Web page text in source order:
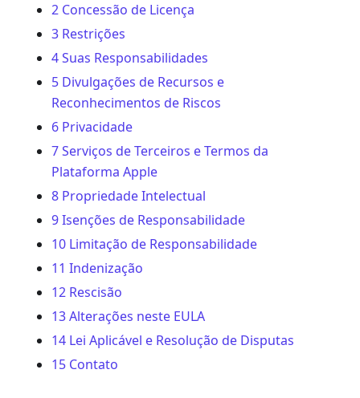
2 Concessão de Licença
3 Restrições
4 Suas Responsabilidades
5 Divulgações de Recursos e
Reconhecimentos de Riscos
6 Privacidade
7 Serviços de Terceiros e Termos da
Plataforma Apple
8 Propriedade Intelectual
9 Isenções de Responsabilidade
10 Limitação de Responsabilidade
11 Indenização
12 Rescisão
13 Alterações neste EULA
14 Lei Aplicável e Resolução de Disputas
15 Contato